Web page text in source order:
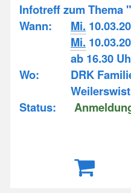
Infotreff zum Thema
Wann:
Mi.
Mi.
ab 16.30
Wo:
DRK
Status: